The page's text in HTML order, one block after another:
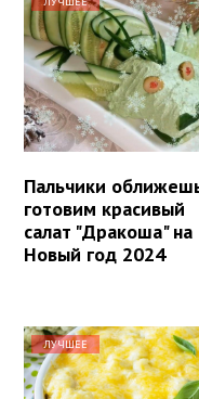
Пальчики
готовим красивый
салат "Дракоша" на
Новый год 2024
ЛУЧШЕЕ